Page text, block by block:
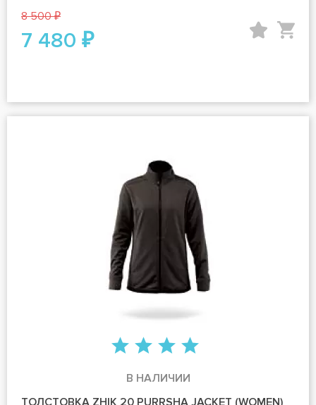
8 500 ₽
7 480 ₽
В НАЛИЧИИ
ТОЛСТОВКА ZHIK 20 PURRSHA JACKET (WOMEN)